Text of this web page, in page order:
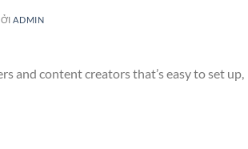
ADMIN
and content creators that’s easy to set up,